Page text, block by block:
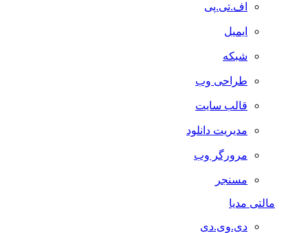
اف.تی.پی
ایمیل
شبکه
طراحی وب
قالب سایت
مدیریت دانلود
مرورگر وب
مسنجر
مالتی مدیا
دی.وی.دی